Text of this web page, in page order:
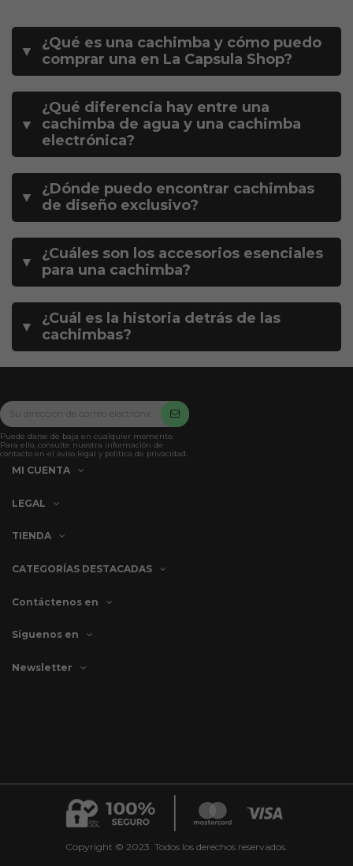
▼
¿Qué es una cachimba y cómo puedo
comprar una en La Capsula Shop?
▼
¿Qué diferencia hay entre una
cachimba de agua y una cachimba
electrónica?
▼
¿Dónde puedo encontrar cachimbas
de diseño exclusivo?
▼
¿Cuáles son los accesorios esenciales
para una cachimba?
▼
¿Cuál es la historia detrás de las
cachimbas?
Puede darse de baja en cualquier momento.
Para ello, consulte nuestra información de
contacto en el aviso legal y política de privacidad.
MI CUENTA
LEGAL
TIENDA
CATEGORÍAS DESTACADAS
Contáctenos en
Síguenos en
Newsletter
Copyright © 2023. Todos los derechos reservados.